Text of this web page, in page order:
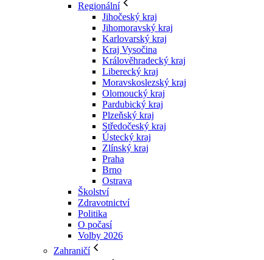
Regionální
Jihočeský kraj
Jihomoravský kraj
Karlovarský kraj
Kraj Vysočina
Králověhradecký kraj
Liberecký kraj
Moravskoslezský kraj
Olomoucký kraj
Pardubický kraj
Plzeňský kraj
Středočeský kraj
Ústecký kraj
Zlínský kraj
Praha
Brno
Ostrava
Školství
Zdravotnictví
Politika
O počasí
Volby 2026
Zahraničí